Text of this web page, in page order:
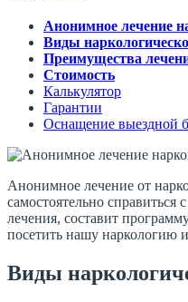
Анонимное лечение
Виды
Преимущества
Стоимость
Калькулятор
Гарантии
Оснащение выездной
Анонимное лечение от
самостоятельно
лечения, составит
посетить нашу наркологию
Виды